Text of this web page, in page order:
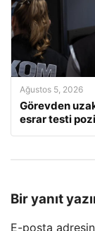
Ağustos 5, 2026
Görevden
esrar testi
Bir yanıt
E-posta